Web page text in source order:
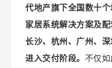
代地产旗下全国数十
家居系统解决方案及
长沙、杭州、广州、
进入交付阶段。 不仅